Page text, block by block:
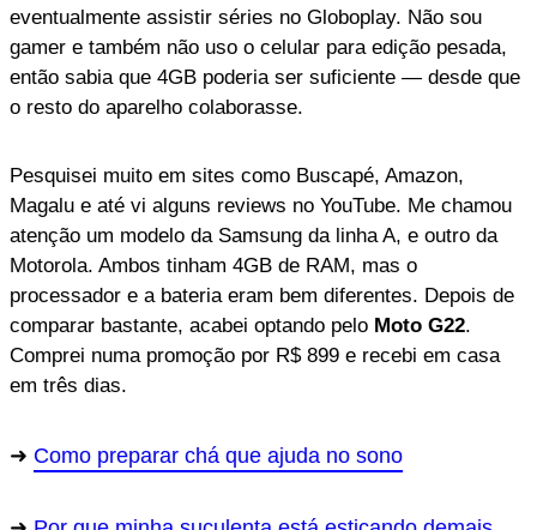
eventualmente assistir séries no Globoplay. Não sou
gamer e também não uso o celular para edição pesada,
então sabia que 4GB poderia ser suficiente — desde que
o resto do aparelho colaborasse.
Pesquisei muito em sites como Buscapé, Amazon,
Magalu e até vi alguns reviews no YouTube. Me chamou
atenção um modelo da Samsung da linha A, e outro da
Motorola. Ambos tinham 4GB de RAM, mas o
processador e a bateria eram bem diferentes. Depois de
comparar bastante, acabei optando pelo Moto G22.
Comprei numa promoção por R$ 899 e recebi em casa
em três dias.
Como preparar chá que ajuda no sono